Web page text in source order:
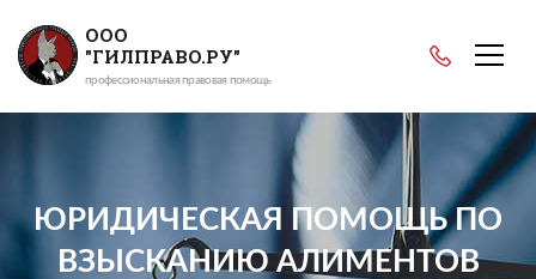
ООО
"ГИЛПРАВО.РУ"
профессиональная правовая помощь
ЮРИДИЧЕСКАЯ ПОМОЩЬ ПО
ВЗЫСКАНИЮ АЛИМЕНТОВ